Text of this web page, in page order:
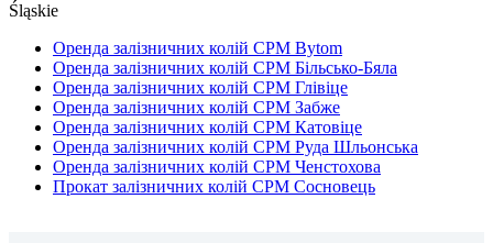
Śląskie
Оренда залізничних колій CPM Bytom
Оренда залізничних колій CPM Більсько-Бяла
Оренда залізничних колій CPM Глівіце
Оренда залізничних колій CPM Забже
Оренда залізничних колій CPM Катовіце
Оренда залізничних колій CPM Руда Шльонська
Оренда залізничних колій CPM Ченстохова
Прокат залізничних колій CPM Сосновець